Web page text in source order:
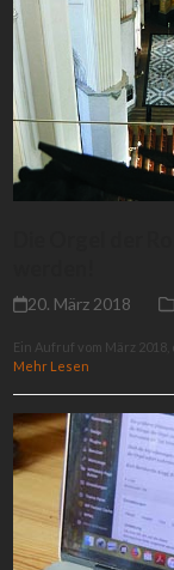
20. März 2018
Ein Aufruf vom März
Mehr Lesen